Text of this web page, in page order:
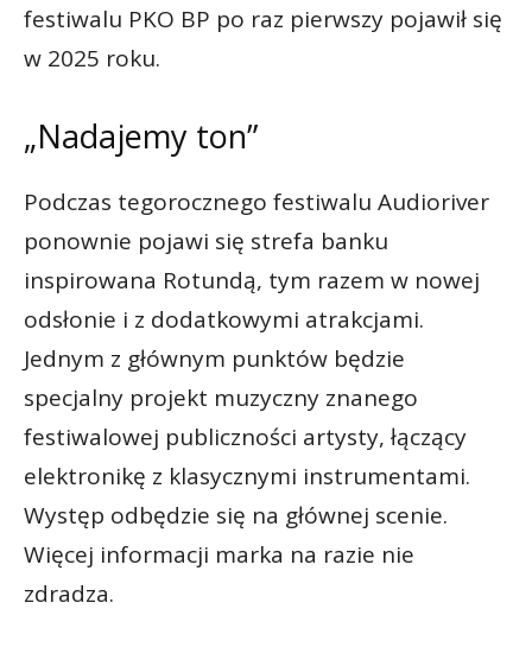
festiwalu PKO BP po raz pierwszy pojawił się
w 2025 roku.
„Nadajemy ton”
Podczas tegorocznego festiwalu Audioriver
ponownie pojawi się strefa banku
inspirowana Rotundą, tym razem w nowej
odsłonie i z dodatkowymi atrakcjami.
Jednym z głównym punktów będzie
specjalny projekt muzyczny znanego
festiwalowej publiczności artysty, łączący
elektronikę z klasycznymi instrumentami.
Występ odbędzie się na głównej scenie.
Więcej informacji marka na razie nie
zdradza.